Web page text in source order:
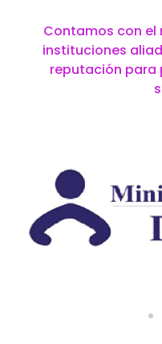
Contamos con el
instituciones
reputación para